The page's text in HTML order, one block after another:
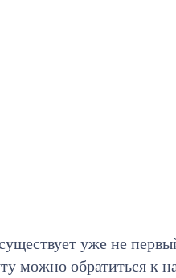
уже не
можно обратиться к